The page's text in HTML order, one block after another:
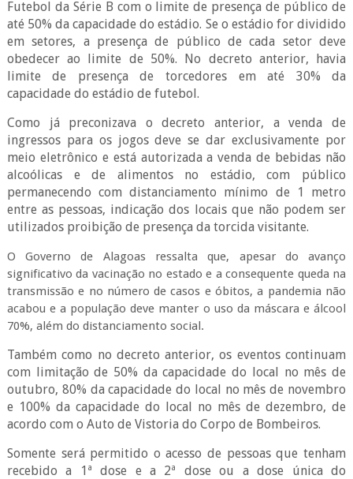
Futebol da Série B com o limite de presença de público de
até 50% da capacidade do estádio. Se o estádio for dividido
em setores, a presença de público de cada setor deve
obedecer ao limite de 50%. No decreto anterior, havia
limite de presença de torcedores em até 30% da
capacidade do estádio de futebol.
Como já preconizava o decreto anterior, a venda de
ingressos para os jogos deve se dar exclusivamente por
meio eletrônico e está autorizada a venda de bebidas não
alcoólicas e de alimentos no estádio, com público
permanecendo com distanciamento mínimo de 1 metro
entre as pessoas, indicação dos locais que não podem ser
utilizados proibição de presença da torcida visitante.
O Governo de Alagoas ressalta que, apesar do avanço
significativo da vacinação no estado e a consequente queda na
transmissão e no número de casos e óbitos, a pandemia não
acabou e a população deve manter o uso da máscara e álcool
70%, além do distanciamento social.
Também como no decreto anterior, os eventos continuam
com limitação de 50% da capacidade do local no mês de
outubro, 80% da capacidade do local no mês de novembro
e 100% da capacidade do local no mês de dezembro, de
acordo com o Auto de Vistoria do Corpo de Bombeiros.
Somente será permitido o acesso de pessoas que tenham
recebido a 1ª dose e a 2ª dose ou a dose única do